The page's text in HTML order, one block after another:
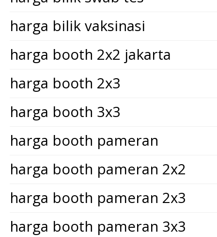
harga bilik vaksinasi
harga booth 2x2 jakarta
harga booth 2x3
harga booth 3x3
harga booth pameran
harga booth pameran 2x2
harga booth pameran 2x3
harga booth pameran 3x3